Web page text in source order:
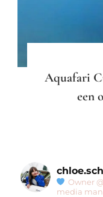
Aquafari
een
Owner
media